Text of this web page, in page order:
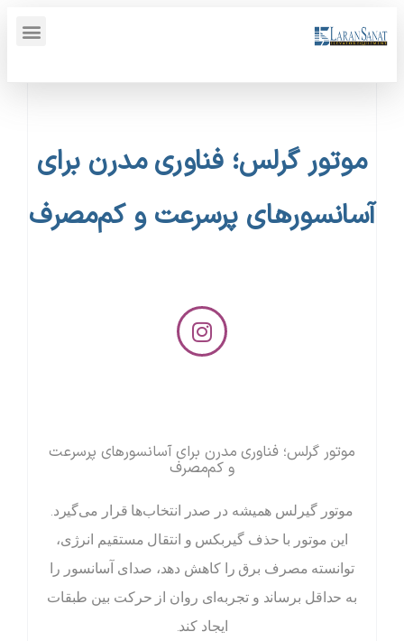
موتور گرلس؛ فناوری مدرن برای
آسانسورهای پرسرعت و کم‌مصرف
موتور گرلس؛ فناوری مدرن برای آسانسورهای پرسرعت
و کم‌مصرف
موتور گیرلس همیشه در صدر انتخاب‌ها قرار می‌گیرد.
این موتور با حذف گیربکس و انتقال مستقیم انرژی،
توانسته مصرف برق را کاهش دهد، صدای آسانسور را
به حداقل برساند و تجربه‌ای روان از حرکت بین طبقات
ایجاد کند.